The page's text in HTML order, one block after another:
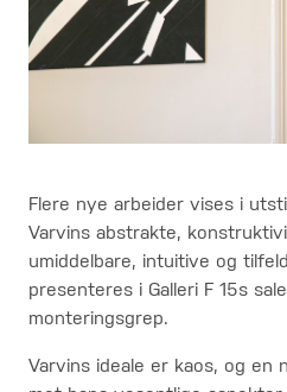
Flere nye arbeider vises i
Varvins abstrakte,
umiddelbare, intuitive og
presenteres i Galleri F 15s
monteringsgrep.
Varvins ideale er kaos, og en